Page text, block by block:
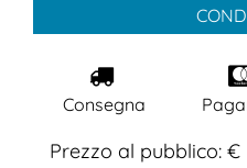
Consegna
Prezzo al pubblico: €